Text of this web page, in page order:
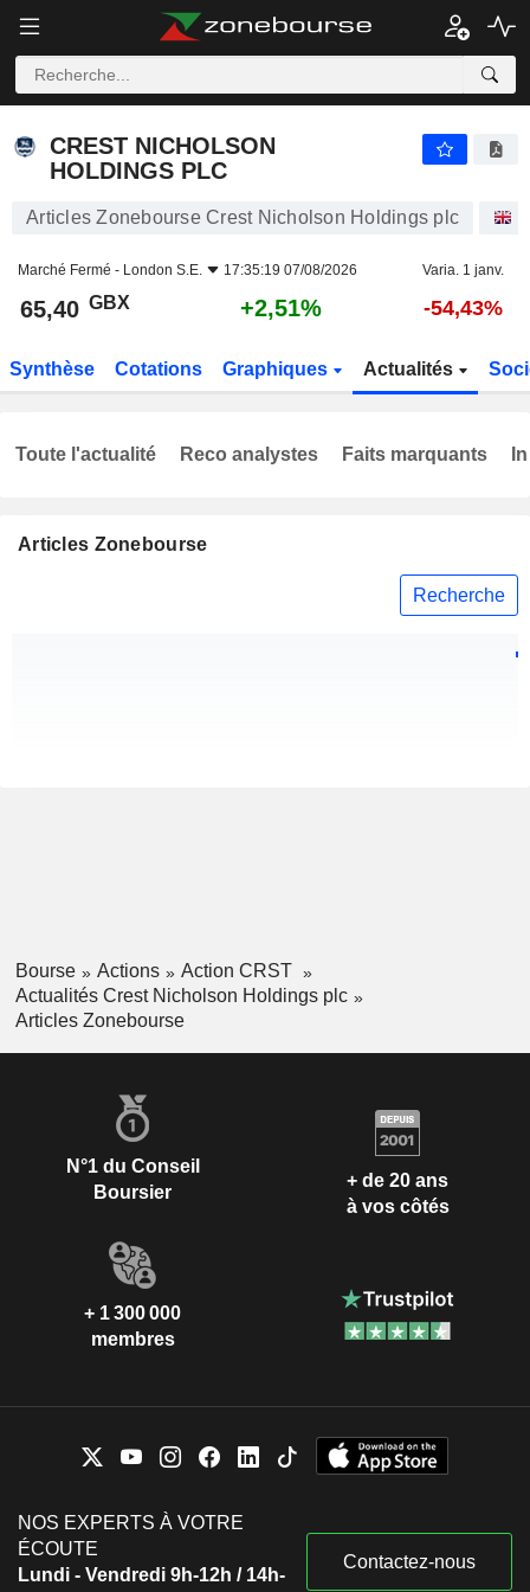
CREST NICHOLSON
HOLDINGS PLC
Articles Zonebourse Crest Nicholson Holdings plc
Marché Fermé - London S.E. 17:35:19 07/08/2026 Varia. 1 janv.
65,40 GBX +2,51% -54,43%
Synthèse Cotations Graphiques Actualités
Articles Zonebourse
Recherche
Toute l'actualité Reco analystes Faits marquants
Bourse Actions
Action CRST
Actualités Crest Nicholson Holdings plc
Articles Zonebourse
N°1 du Conseil
Boursier
+ de 20 ans
à vos côtés
+ 1 300 000
membres
NOS EXPERTS À VOTRE
ÉCOUTE
Lundi - Vendredi 9h-12h / 14h-
Contactez-nous